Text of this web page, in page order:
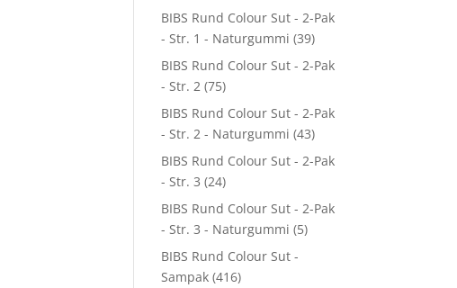
BIBS Rund Colour Sut - 2-Pak
- Str. 1 - Naturgummi (39)
BIBS Rund Colour Sut - 2-Pak
- Str. 2 (75)
BIBS Rund Colour Sut - 2-Pak
- Str. 2 - Naturgummi (43)
BIBS Rund Colour Sut - 2-Pak
- Str. 3 (24)
BIBS Rund Colour Sut - 2-Pak
- Str. 3 - Naturgummi (5)
BIBS Rund Colour Sut -
Sampak (416)